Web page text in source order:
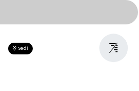
Sedi